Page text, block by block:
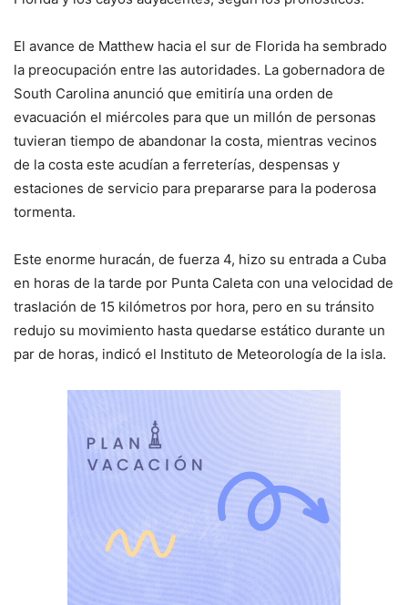
El avance de Matthew hacia el sur de Florida ha sembrado
la preocupación entre las autoridades. La gobernadora de
South Carolina anunció que emitiría una orden de
evacuación el miércoles para que un millón de personas
tuvieran tiempo de abandonar la costa, mientras vecinos
de la costa este acudían a ferreterías, despensas y
estaciones de servicio para prepararse para la poderosa
tormenta.
Este enorme huracán, de fuerza 4, hizo su entrada a Cuba
en horas de la tarde por Punta Caleta con una velocidad de
traslación de 15 kilómetros por hora, pero en su tránsito
redujo su movimiento hasta quedarse estático durante un
par de horas, indicó el Instituto de Meteorología de la isla.